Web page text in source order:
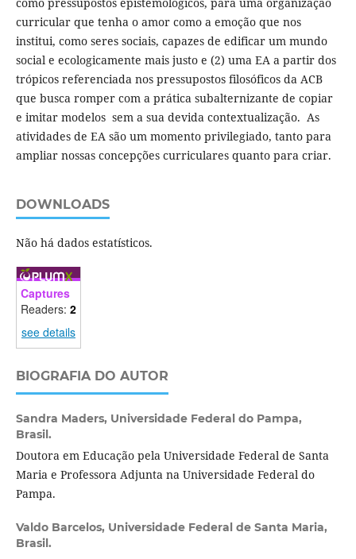
curricular que tenha o amor como a emoção que nos
institui, como seres sociais, capazes de edificar um mundo
social e ecologicamente mais justo e (2) uma EA a partir dos
trópicos referenciada nos pressupostos filosóficos da ACB
que busca romper com a prática subalternizante de copiar
e imitar modelos sem a sua devida contextualização. As
atividades de EA são um momento privilegiado, tanto para
ampliar nossas concepções curriculares quanto para criar.
DOWNLOADS
Não há dados estatísticos.
Captures
Readers: 2
see details
BIOGRAFIA DO AUTOR
Sandra Maders, Universidade Federal do Pampa,
Brasil.
Doutora em Educação pela Universidade Federal de Santa
Maria e Professora Adjunta na Universidade Federal do
Pampa.
Valdo Barcelos, Universidade Federal de Santa Maria,
Brasil.